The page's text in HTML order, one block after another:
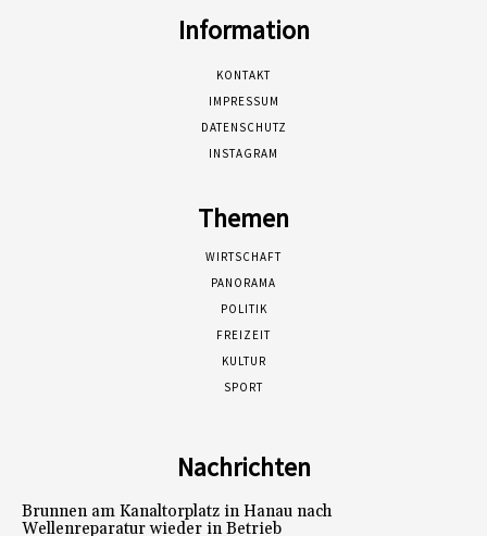
Information
KONTAKT
IMPRESSUM
DATENSCHUTZ
INSTAGRAM
Themen
WIRTSCHAFT
PANORAMA
POLITIK
FREIZEIT
KULTUR
SPORT
Nachrichten
Brunnen am Kanaltorplatz in Hanau nach
Wellenreparatur wieder in Betrieb